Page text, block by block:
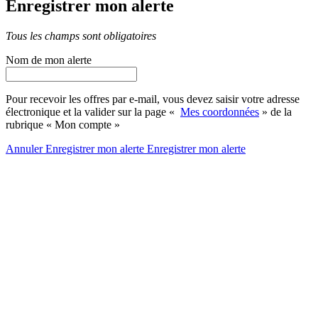
Enregistrer mon alerte
Tous les champs sont obligatoires
Nom de mon alerte
Pour recevoir les offres par e-mail, vous devez saisir votre adresse
électronique et la valider sur la page « Mes coordonnées » de la
rubrique « Mon compte »
AnnulerEnregistrer mon alerte Enregistrermon alerte